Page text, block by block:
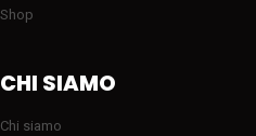
Shop
CHI SIAMO
Chi siamo